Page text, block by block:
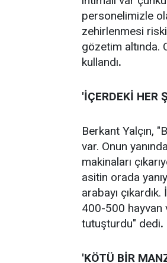
personelimizle
zehirlenmesi
gözetim altında.
kullandı.
'İÇERDEKİ HER
Berkant Yalçın,
var. Onun
makinaları
asitin orada
arabayı
400-500 hayvan
tutuşturdu" dedi.
'KÖTÜ BİR